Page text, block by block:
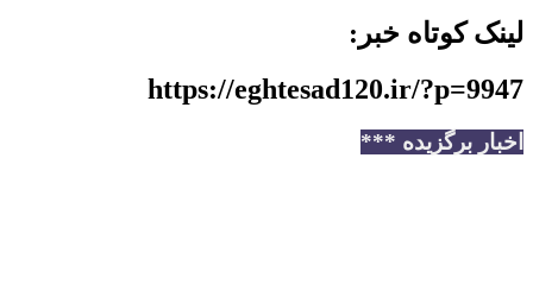
لینک کوتاه خبر:
https://eghtesad120.ir/?p=9947
اخبار برگزیده ***